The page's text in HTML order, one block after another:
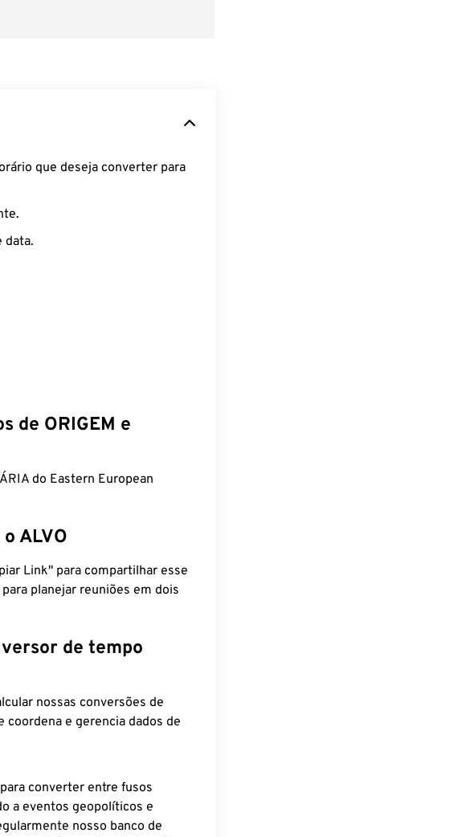
que deseja converter para
data.
de ORIGEM e
do Eastern European
ALVO
Link" para compartilhar esse
planejar reuniões em dois
de tempo
nossas conversões de
coordena e gerencia dados de
converter entre fusos
a eventos geopolíticos e
nosso banco de